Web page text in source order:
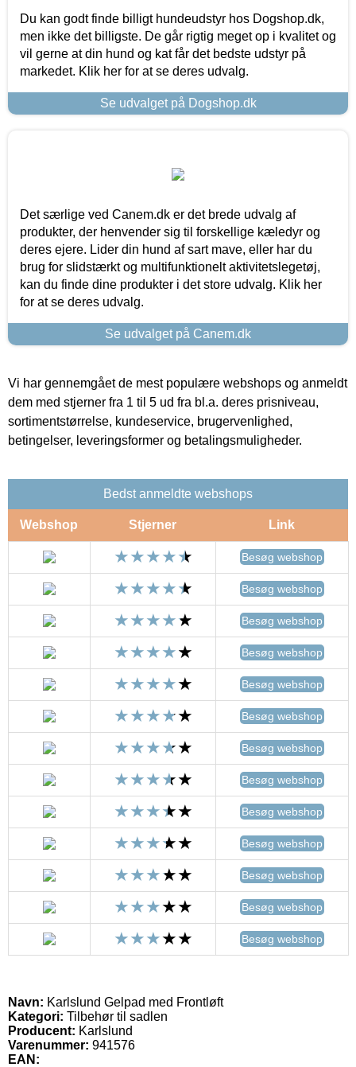
Du kan godt finde billigt hundeudstyr hos Dogshop.dk,
men ikke det billigste. De går rigtig meget op i kvalitet og
vil gerne at din hund og kat får det bedste udstyr på
markedet. Klik her for at se deres udvalg.
Se udvalget på Dogshop.dk
Det særlige ved Canem.dk er det brede udvalg af
produkter, der henvender sig til forskellige kæledyr og
deres ejere. Lider din hund af sart mave, eller har du
brug for slidstærkt og multifunktionelt aktivitetslegetøj,
kan du finde dine produkter i det store udvalg. Klik her
for at se deres udvalg.
Se udvalget på Canem.dk
Vi har gennemgået de mest populære webshops og anmeldt
dem med stjerner fra 1 til 5 ud fra bl.a. deres prisniveau,
sortimentstørrelse, kundeservice, brugervenlighed,
betingelser, leveringsformer og betalingsmuligheder.
Bedst anmeldte webshops
Webshop Stjerner Link
Besøg webshop
Besøg webshop
Besøg webshop
Besøg webshop
Besøg webshop
Besøg webshop
Besøg webshop
Besøg webshop
Besøg webshop
Besøg webshop
Besøg webshop
Besøg webshop
Besøg webshop
Navn: Karlslund Gelpad med Frontløft
Kategori: Tilbehør til sadlen
Producent: Karlslund
Varenummer: 941576
EAN: